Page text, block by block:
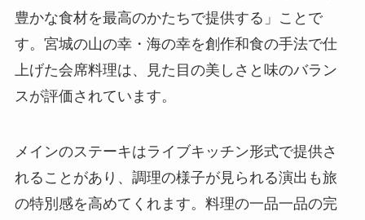
豊かな食材を最高のかたちで提供する」ことで
す。宮城の山の幸・海の幸を創作和食の手法で仕
上げた会席料理は、見た目の美しさと味のバラン
スが評価されています。
メインのステーキはライブキッチン形式で提供さ
れることがあり、調理の様子が見られる演出も旅
の特別感を高めてくれます。料理の一品一品の完